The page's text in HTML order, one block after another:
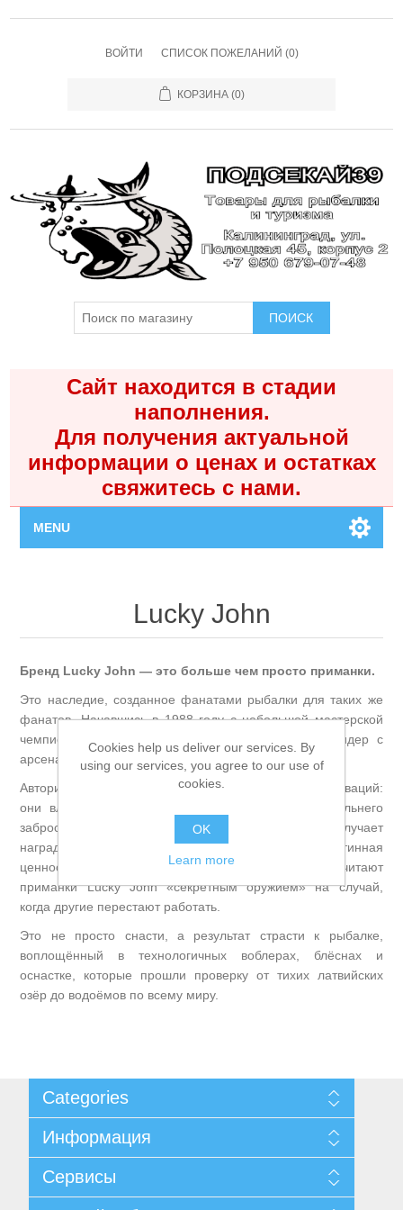
ВОЙТИ СПИСОК ПОЖЕЛАНИЙ (0)
КОРЗИНА (0)
ПОИСК
Сайт находится в стадии
наполнения.
Для получения актуальной
информации о ценах и остатках
свяжитесь с нами.
MENU
Товары для рыбалки
Аксессуары для лодок
Контакты
Личный кабинет
Lucky John
Бренд Lucky John — это больше чем просто приманки.
Это наследие, созданное фанатами рыбалки для таких же
фанатов. Начавшись в 1988 году с небольшой мастерской
чемпиона Яниса Стикутса, сегодня это мировой лидер с
арсеналом более 4000 наименований.
Авторитет Lucky John заслужен десятилетиями инноваций:
они владеют запатентованными системами для дальнего
заброса (MCS, OSS), а их продукция регулярно получает
награды на международных выставках. Но истинная
ценность бренда — в доверии рыболовов. Многие считают
приманки Lucky John «секретным оружием» на случай,
когда другие перестают работать.
Это не просто снасти, а результат страсти к рыбалке,
воплощённый в технологичных воблерах, блёснах и
оснастке, которые прошли проверку от тихих латвийских
озёр до водоёмов по всему миру.
Categories
Информация
Доставка и возврат
Уведомление о конфиденциальности
Сервисы
Cookies help us deliver our services. By
using our services, you agree to our use of
cookies.
OK
Learn more